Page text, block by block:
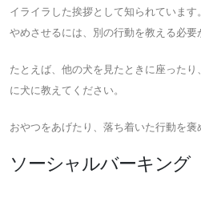
イライラした挨拶として知られていま
やめさせるには、別の行動を教える必要
たとえば、他の犬を見たときに座った
に犬に教えてください。
おやつをあげたり、落ち着いた行動を褒
ソーシャルバーキング